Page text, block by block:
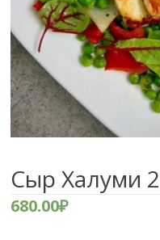
Сыр Халуми
680.00₽